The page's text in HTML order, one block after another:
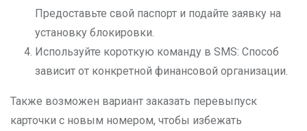
Предоставьте свой паспорт и подайте заявку на
установку блокировки.
Используйте короткую команду в SMS: Способ
зависит от конкретной финансовой организации.
Также возможен вариант заказать перевыпуск
карточки с новым номером, чтобы избежать